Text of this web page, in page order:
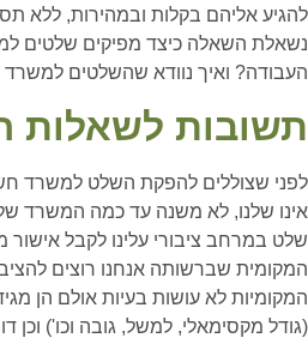
להגיע אליהם בקלות ובמהירות, ללא
נשאלת השאלה כיצד מפיקים שלטים
העבודה? ואיך נוודא שהשלטים למשרד
תשובות לשאלות
לפני שצוללים להפקת השלט למשרד
אינו שלנו, לא משנה עד כמה המשרד
שלט במרחב ציבורי עלינו לקבל אישור
המקומית שברשותה אנחנו רוצים
המקומיות לא עושות בעיות אולם הן
(גודל מקסימאלי, למשל, גובה וכו')